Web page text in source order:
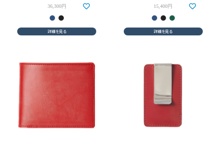
36,300円
詳細を見る
15,400円
詳細を見る